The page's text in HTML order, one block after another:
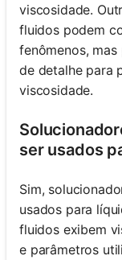
viscosidade.
fluidos podem
fenômenos,
de detalhe para
viscosidade.
ser usados
Sim,
usados para
fluidos exibem
e parâmetros